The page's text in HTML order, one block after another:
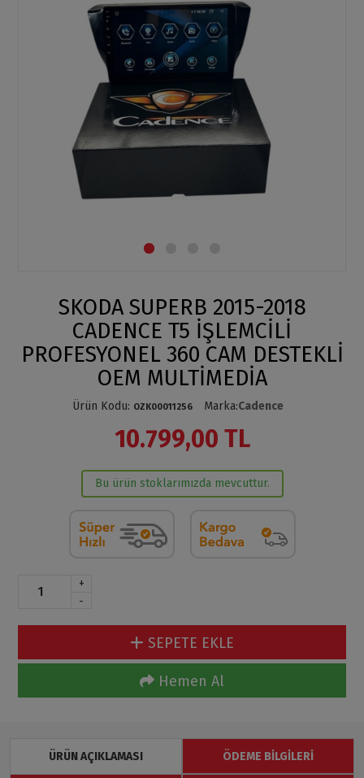
SKODA SUPERB 2015-2018
CADENCE T5 İŞLEMCİLİ
PROFESYONEL 360 CAM DESTEKLİ
OEM MULTİMEDİA
Ürün Kodu: OZK00011256 Marka:Cadence
10.799,00 TL
Bu ürün stoklarımızda mevcuttur.
+
-
SEPETE EKLE
Hemen Al
ÜRÜN AÇIKLAMASI ÖDEME BILGILERI